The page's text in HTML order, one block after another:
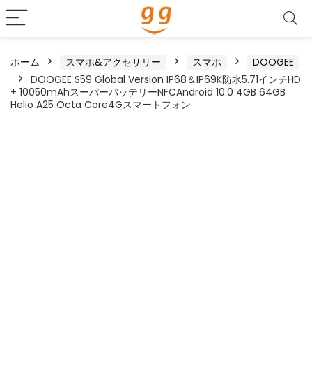
ホーム スマホ&アクセサリー スマホ
DOOGEE
DOOGEE S59 Global Version IP68＆IP69K防水5.71インチHD
+ 10050mAhスーパーバッテリーNFCAndroid 10.0 4GB 64GB
Helio A25 Octa Core4Gスマートフォン